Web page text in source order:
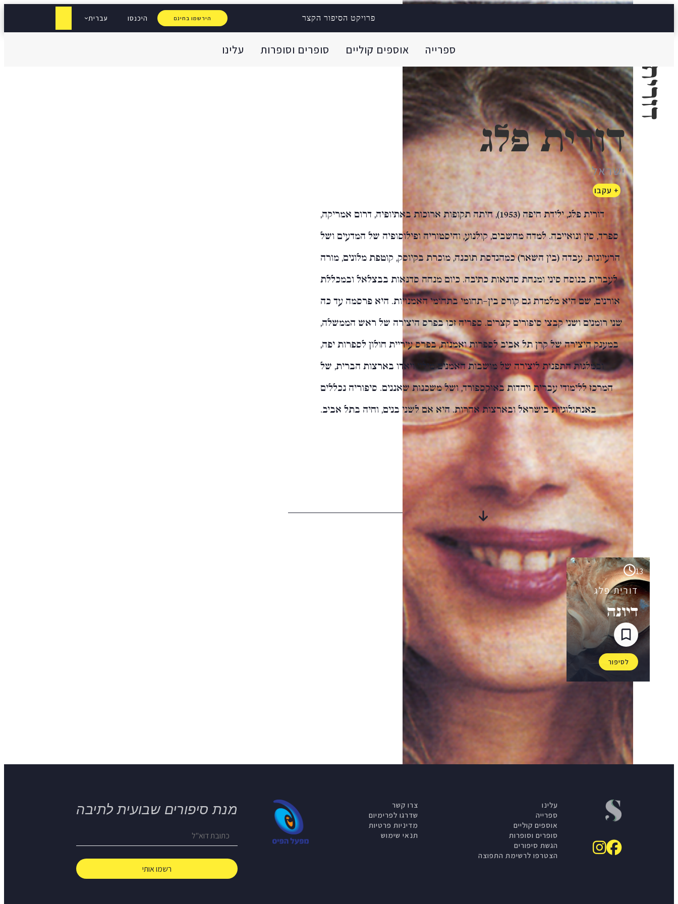
פרויקט הסיפור הקצר הירשמו בחינם היכנסו עברית
ספרייה אוספים קוליים סופרים וסופרות עלינו דורית פלג
דורית פלג
ישראל
+ עקבו
דורית פלג, ילידת חיפה (1953), חיתה תקופות ארוכות באתיופיה, דרום אמריקה,
ספרד, סין ונואייבה. למדה מחשבים, קולנוע, והיסטוריה ופילוסופיה של המדעים ושל
הרעיונות. עבדה (בין השאר) כמהנדסת תוכנה, מוכרת בקיוסק, קוטפת מלונים, מורה
לעברית בנוסח סיני ומנחת סדנאות כתיבה. כיום מנחה סדנאות בבצלאל ובמכללת
אורנים, שם היא מלמדת גם קורס בין-תחומי בתחומי האמנויות. היא פרסמה עד כה
שני רומנים ושני קבצי סיפורים קצרים. ספריה זכו בפרס היצירה של ראש הממשלה,
במענק היצירה של קרן תל אביב לספרות ואמנות, בפרס עיריית חולון לספרות יפה,
ובמלגות התפנות ליצירה של מושבות האמנים מיליי ויאדו בארצות הברית, של
המרכז ללימודי עברית ויהדות באוקספורד, ושל משכנות שאננים. סיפוריה נכללים
באנתולוגיות בישראל ובארצות אחרות. היא אם לשני בנים, וחיה בתל אביב.
סיפוריםמבית-היוצר
13
דורית פלג
דיונה
לסיפור
עלינו
ספרייה
אוספים קוליים
סופרים וסופרות
הגשת סיפורים
הצטרפו לרשימת התפוצה
צרו קשר
שדרגו לפרימיום
מדיניות פרטיות
תנאי שימוש
מנת סיפורים שבועית לתיבה